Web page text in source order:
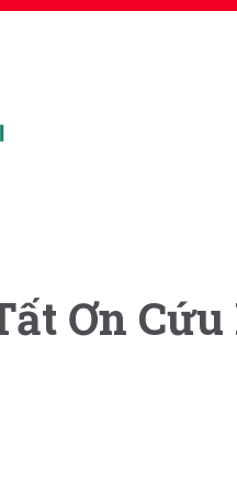
Ơn Cứu